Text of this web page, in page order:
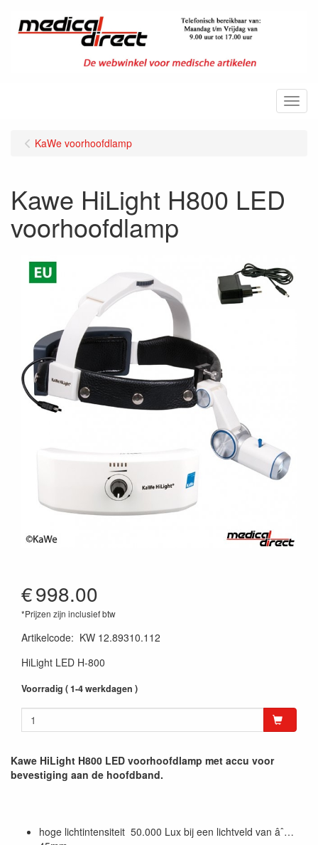
Menu
KaWe voorhoofdlamp
Kawe HiLight H800 LED
voorhoofdlamp
€998.00
*Prijzen zijn inclusief btw
Artikelcode: KW 12.89310.112
HiLight LED H-800
Voorradig ( 1-4 werkdagen )
Kawe HiLight H800 LED voorhoofdlamp met accu voor
bevestiging aan de hoofdband.
hoge lichtintensiteit 50.000 Lux bij een lichtveld van âˆ…